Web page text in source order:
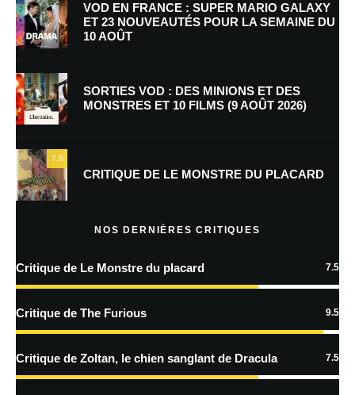
E-mail*
Enregistrer mon nom, mon e-mail et mon site dans le navigateur pour
mon prochain commentaire.
Prévenez-moi de tous les nouveaux commentaires par e-mail.
Prévenez-moi de tous les nouveaux articles par e-mail.
En savoir
traitées
VOD EN FRANCE : SUPER MARIO GALAXY
ET 23 NOUVEAUTÉS POUR LA SEMAINE DU
10 AOÛT
SORTIES VOD : DES MINIONS ET DES
MONSTRES ET 10 FILMS (9 AOÛT 2026)
7.5
CRITIQUE DE LE MONSTRE DU PLACARD
NOS DERNIÈRES CRITIQUES
Critique de Le Monstre du placard 7.5
Critique de The Furious 9.5
Critique de Zoltan, le chien sanglant de Dracula 7.5